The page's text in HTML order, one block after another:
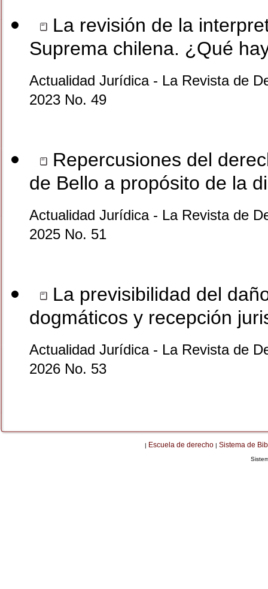
La revisión de la
Suprema chilena. ¿Qué
Actualidad Jurídica - La Revista de
2023 No. 49
Repercusiones del
de Bello a propósito de la
Actualidad Jurídica - La Revista de
2025 No. 51
La previsibilidad del
dogmáticos y recepción
Actualidad Jurídica - La Revista de
2026 No. 53
| Escuela de derecho | Sistema de